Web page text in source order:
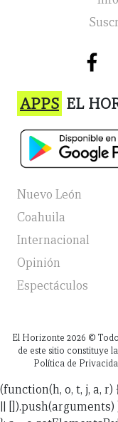
APPS EL
Nuevo León
Coahuila
Internacional
Opinión
Espectáculos
El Horizonte 2026 ©
de este sitio constituye
Política de
(function(h, o, t, j, a, r)
||